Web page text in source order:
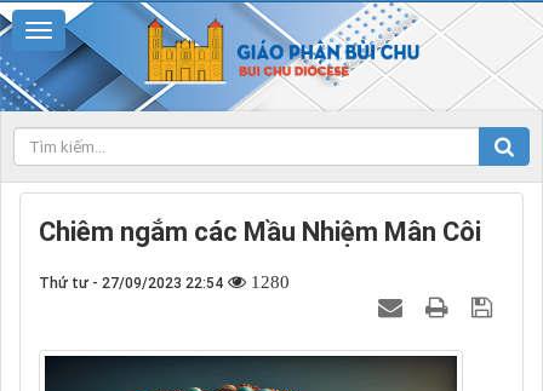
Chiêm ngắm các Mầu Nhiệm Mân Côi
Thứ tư - 27/09/2023 22:54 1280